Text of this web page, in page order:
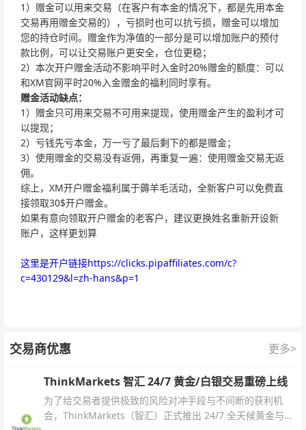
1）赠金可以用来交易（在客户有本金的情况下，都是先用本金
交易再用赠金交易的），亏损时也可以抗亏损，赠金可以增加
您的持仓时间。赠金作为净值的一部分是可以增加账户的预付
款比例，可以让交易账户更安全，仓位更稳；
2）本次开户赠金活动不影响平时入金时20%赠金的额度：可以
和XM官网平时20%入金赠金的福利同时享有。
赠金活动缺点：
1）赠金只可用来交易不可用来提现，使用赠金产生的盈利才可
以提现；
2）亏钱先亏本金，万一亏了最后剩下的都是赠金；
3）使用赠金的交易没有返佣，再重复一遍：使用赠金交易无返
佣。
综上，XM开户赠金福利属于薅羊毛活动，全新客户可以免费直
接领取30$开户赠金。
如果有意向领取开户赠金的老客户，建议更换姓名重新开设新
账户，这样更划算
这里是开户链接https://clicks.pipaffiliates.com/c?
c=430129&l=zh-hans&p=1
交易商优惠 更多>
ThinkMarkets 智汇 24/7 黄金/白银交易重磅上线
为了给交易者提供极致的风险对冲手段与不间断的获利机
会，ThinkMarkets（智汇）正式推出 24/7 全天候黄金与白